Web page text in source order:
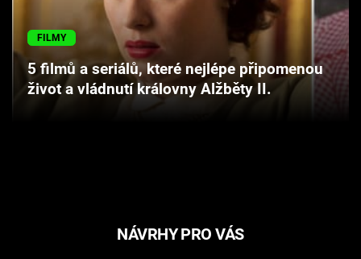
FILMY
5 filmů a seriálů, které nejlépe připomenou
život a vládnutí královny Alžběty II.
NÁVRHY PRO VÁS